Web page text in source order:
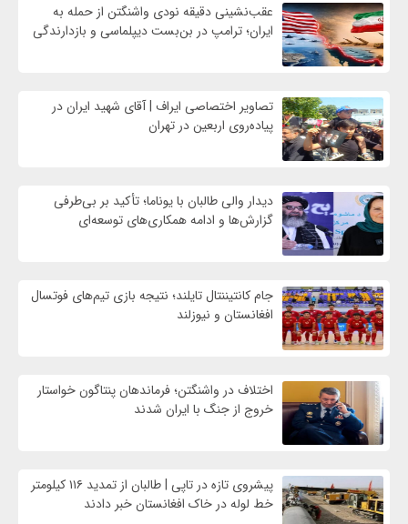
عقب‌نشینی دقیقه نودی واشنگتن از حمله به
ایران؛ ترامپ در بن‌بست دیپلماسی و بازدارندگی
تصاویر اختصاصی ایراف | آقای شهید ایران در
پیاده‌روی اربعین در تهران
دیدار والی طالبان با یوناما؛ تأکید بر بی‌طرفی
گزارش‌ها و ادامه همکاری‌های توسعه‌ای
جام کانتیننتال تایلند؛ نتیجه بازی تیم‌های فوتسال
افغانستان و نیوزلند
اختلاف در واشنگتن؛ فرماندهان پنتاگون خواستار
خروج از جنگ با ایران شدند
پیشروی تازه در تاپی | طالبان از تمدید ۱۱۶ کیلومتر
خط لوله در خاک افغانستان خبر دادند